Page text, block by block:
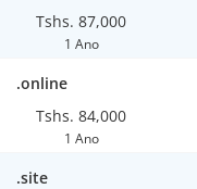
Tshs. 87,000
1 Ano
.online
Tshs. 84,000
1 Ano
.site